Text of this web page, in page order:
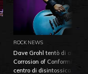
ROCK NEWS
Dave Grohl tentò di
Corrosion of Conformity
centro di